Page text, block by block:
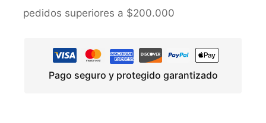
pedidos superiores a $200.000
Pago seguro y protegido garantizado